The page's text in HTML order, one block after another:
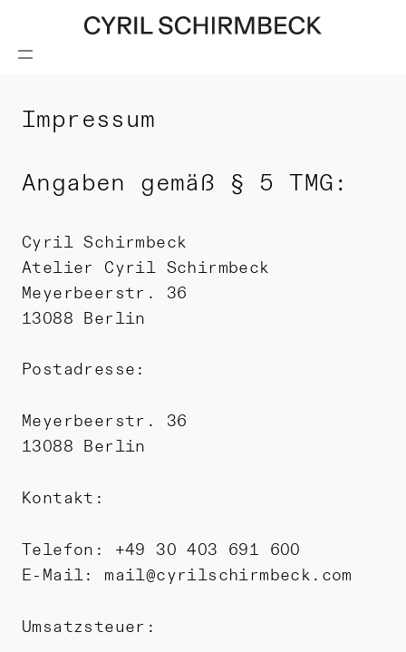
CONTACT
Impressum
Angaben gemäß § 5 TMG:
Cyril Schirmbeck
Atelier Cyril Schirmbeck
Meyerbeerstr. 36
13088 Berlin
Postadresse:
Meyerbeerstr. 36
13088 Berlin
Kontakt:
Telefon: +49 30 403 691 600
E-Mail: mail@cyrilschirmbeck.com
Umsatzsteuer: